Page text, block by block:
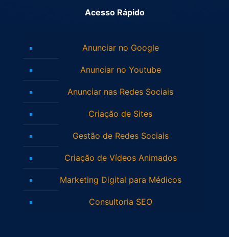
Acesso Rápido
Anunciar no Google
Anunciar no Youtube
Anunciar nas Redes Sociais
Criação de Sites
Gestão de Redes Sociais
Criação de Vídeos Animados
Marketing Digital para Médicos
Consultoria SEO